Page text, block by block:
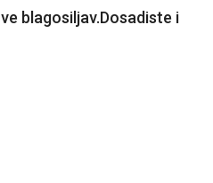
blagosiljav.Dosadiste i